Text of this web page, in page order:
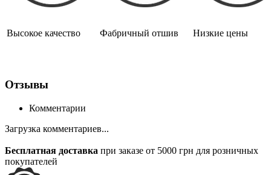
Высокое качество Фабричный отшив Низкие цены
Отзывы
Комментарии
Загрузка комментариев...
Бесплатная доставка при заказе от 5000 грн для розничных
покупателей